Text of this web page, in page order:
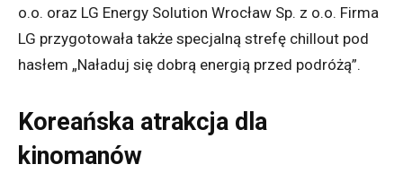
o.o. oraz LG Energy Solution Wrocław Sp. z o.o. Firma
LG przygotowała także specjalną strefę chillout pod
hasłem „Naładuj się dobrą energią przed podróżą”.
Koreańska atrakcja dla
kinomanów